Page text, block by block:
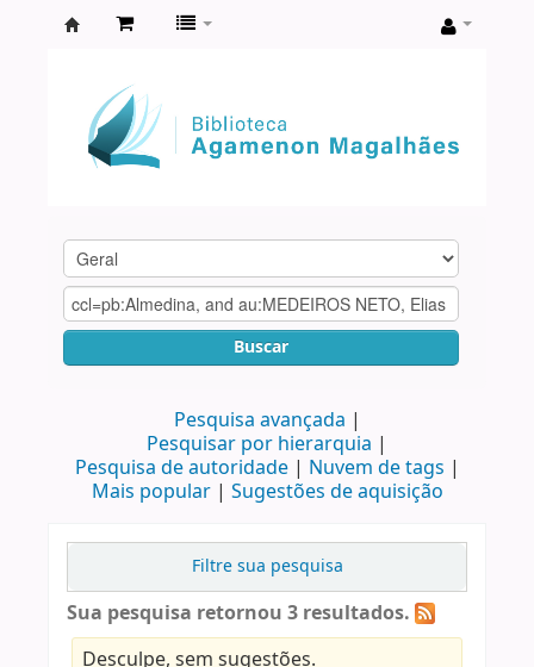
Agamenon
Magalhães
Buscar
Pesquisa avançada
Pesquisar por hierarquia
Pesquisa de autoridade
Nuvem de tags
Mais popular
Sugestões de aquisição
Filtre sua pesquisa
Sua pesquisa retornou 3 resultados.
Desculpe, sem sugestões.